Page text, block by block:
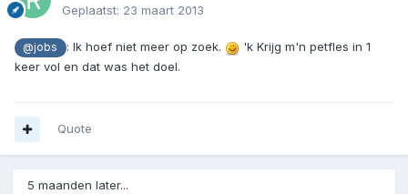
Geplaatst: 23 maart 2013
@jobs : Ik hoef niet meer op zoek.
'k Krijg m'n petfles in 1
keer vol en dat was het doel.
Quote
5 maanden later...